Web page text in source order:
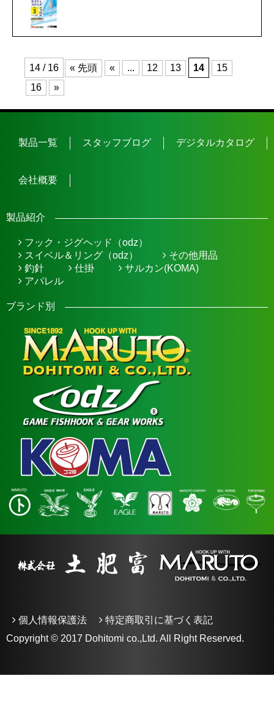
14 / 16 « 先頭 « ... 12 13 14
15
16
»
製品一覧 スタッフブログ デジタルカタログ
会社概要
製品紹介
フック・ジグヘッド（odz）
スイベル＆リング（odz）
その他用品
釣針
仕掛
サルカン(KOMA)
アパレル
ブランド別
個人情報保護法
特定商取引に基づく表記
Copyright © 2017 Dohitomi co.,Ltd. All Right Reserved.